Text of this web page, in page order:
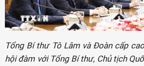
Tổng Bí thư Tô Lâm và Đoàn cấp
hội đàm với Tổng Bí thư, Chủ tịch